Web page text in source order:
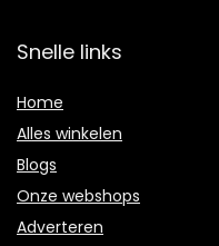
Snelle links
Home
Alles winkelen
Blogs
Onze webshops
Adverteren